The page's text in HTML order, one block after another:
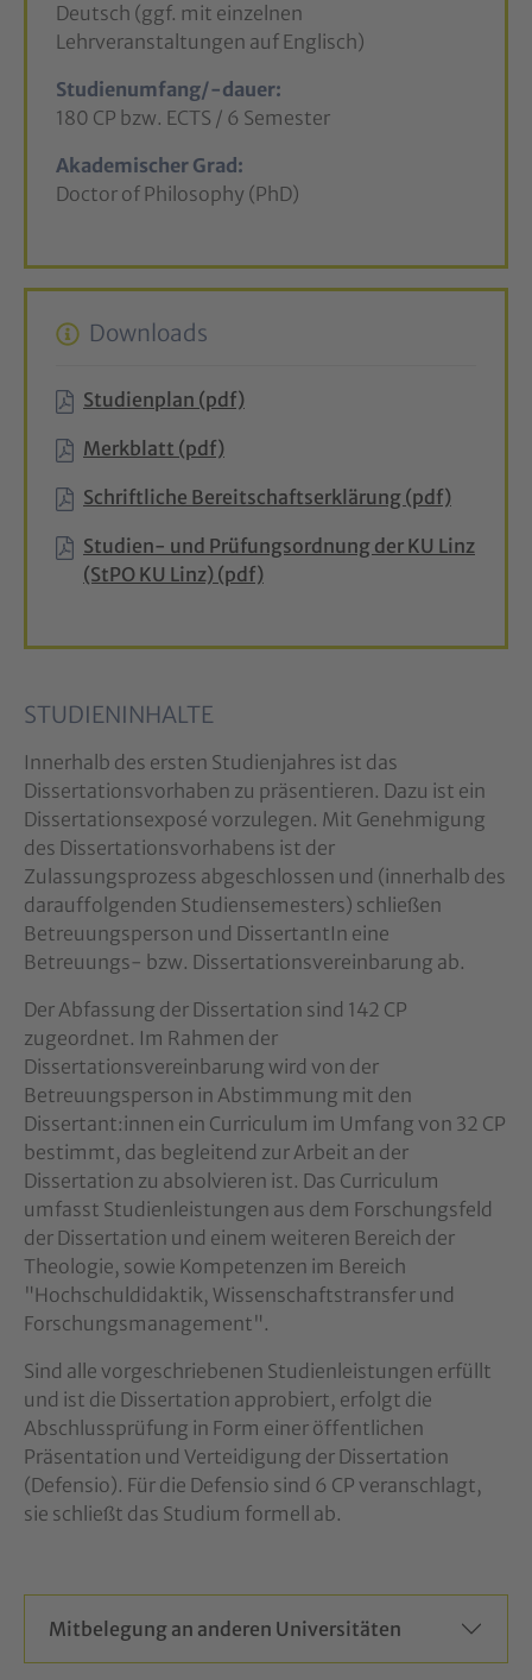
Deutsch (ggf. mit einzelnen
Lehrveranstaltungen auf Englisch)
Studienumfang/-dauer:
180 CP bzw. ECTS / 6 Semester
Akademischer Grad:
Doctor of Philosophy (PhD)
Downloads
Studienplan (pdf)
Merkblatt (pdf)
Schriftliche Bereitschaftserklärung (pdf)
Studien- und Prüfungsordnung der KU Linz
(StPO KU Linz) (pdf)
STUDIENINHALTE
Innerhalb des ersten Studienjahres ist das
Dissertationsvorhaben zu präsentieren. Dazu ist ein
Dissertationsexposé vorzulegen. Mit Genehmigung
des Dissertationsvorhabens ist der
Zulassungsprozess abgeschlossen und (innerhalb des
darauffolgenden Studiensemesters) schließen
Betreuungsperson und DissertantIn eine
Betreuungs- bzw. Dissertationsvereinbarung ab.
Der Abfassung der Dissertation sind 142 CP
zugeordnet. Im Rahmen der
Dissertationsvereinbarung wird von der
Betreuungsperson in Abstimmung mit den
Dissertant:innen ein Curriculum im Umfang von 32 CP
bestimmt, das begleitend zur Arbeit an der
Dissertation zu absolvieren ist. Das Curriculum
umfasst Studienleistungen aus dem Forschungsfeld
der Dissertation und einem weiteren Bereich der
Theologie, sowie Kompetenzen im Bereich
"Hochschuldidaktik, Wissenschaftstransfer und
Forschungsmanagement".
Sind alle vorgeschriebenen Studienleistungen erfüllt
und ist die Dissertation approbiert, erfolgt die
Abschlussprüfung in Form einer öffentlichen
Präsentation und Verteidigung der Dissertation
(Defensio). Für die Defensio sind 6 CP veranschlagt,
sie schließt das Studium formell ab.
Mitbelegung an anderen Universitäten